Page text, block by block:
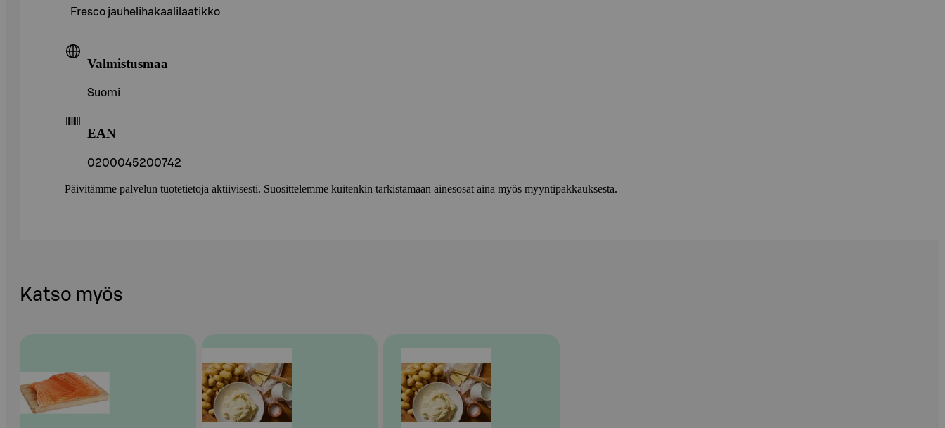
Fresco jauhelihakaalilaatikko
Valmistusmaa
Suomi
EAN
0200045200742
Päivitämme palvelun tuotetietoja aktiivisesti. Suosittelemme kuitenkin tarkistamaan ainesosat aina myös myyntipakkauksesta.
Katso myös